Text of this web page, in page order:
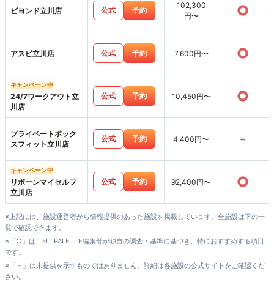
ビヨンド立川店 公式 予約
102,300
円〜
○
アスピ立川店 公式 予約 7,600円〜 ○
キャンペーン中
24/7ワークアウト立
川店
公式 予約 10,450円〜 ○
プライベートボック
スフィット立川店
公式 予約 4,400円〜 -
キャンペーン中
リボーンマイセルフ
立川店
公式 予約 92,400円〜 ○
※上記には、施設運営者から情報提供のあった施設を掲載しています。全施設は下の一
覧で確認できます。
※「○」は、FIT PALETTE編集部が独自の調査・基準に基づき、特におすすめする項目
です。
※「－」は未提供を示すものではありません。詳細は各施設の公式サイトをご確認くだ
さい。